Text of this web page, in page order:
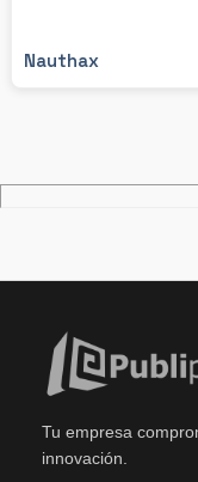
Nauthax
Tu empresa
innovación.